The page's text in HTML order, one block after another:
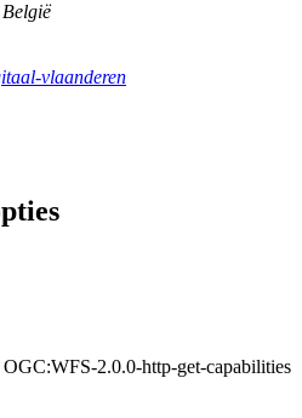
België
vlaanderen
OGC:WFS-2.0.0-http-get-capabilities